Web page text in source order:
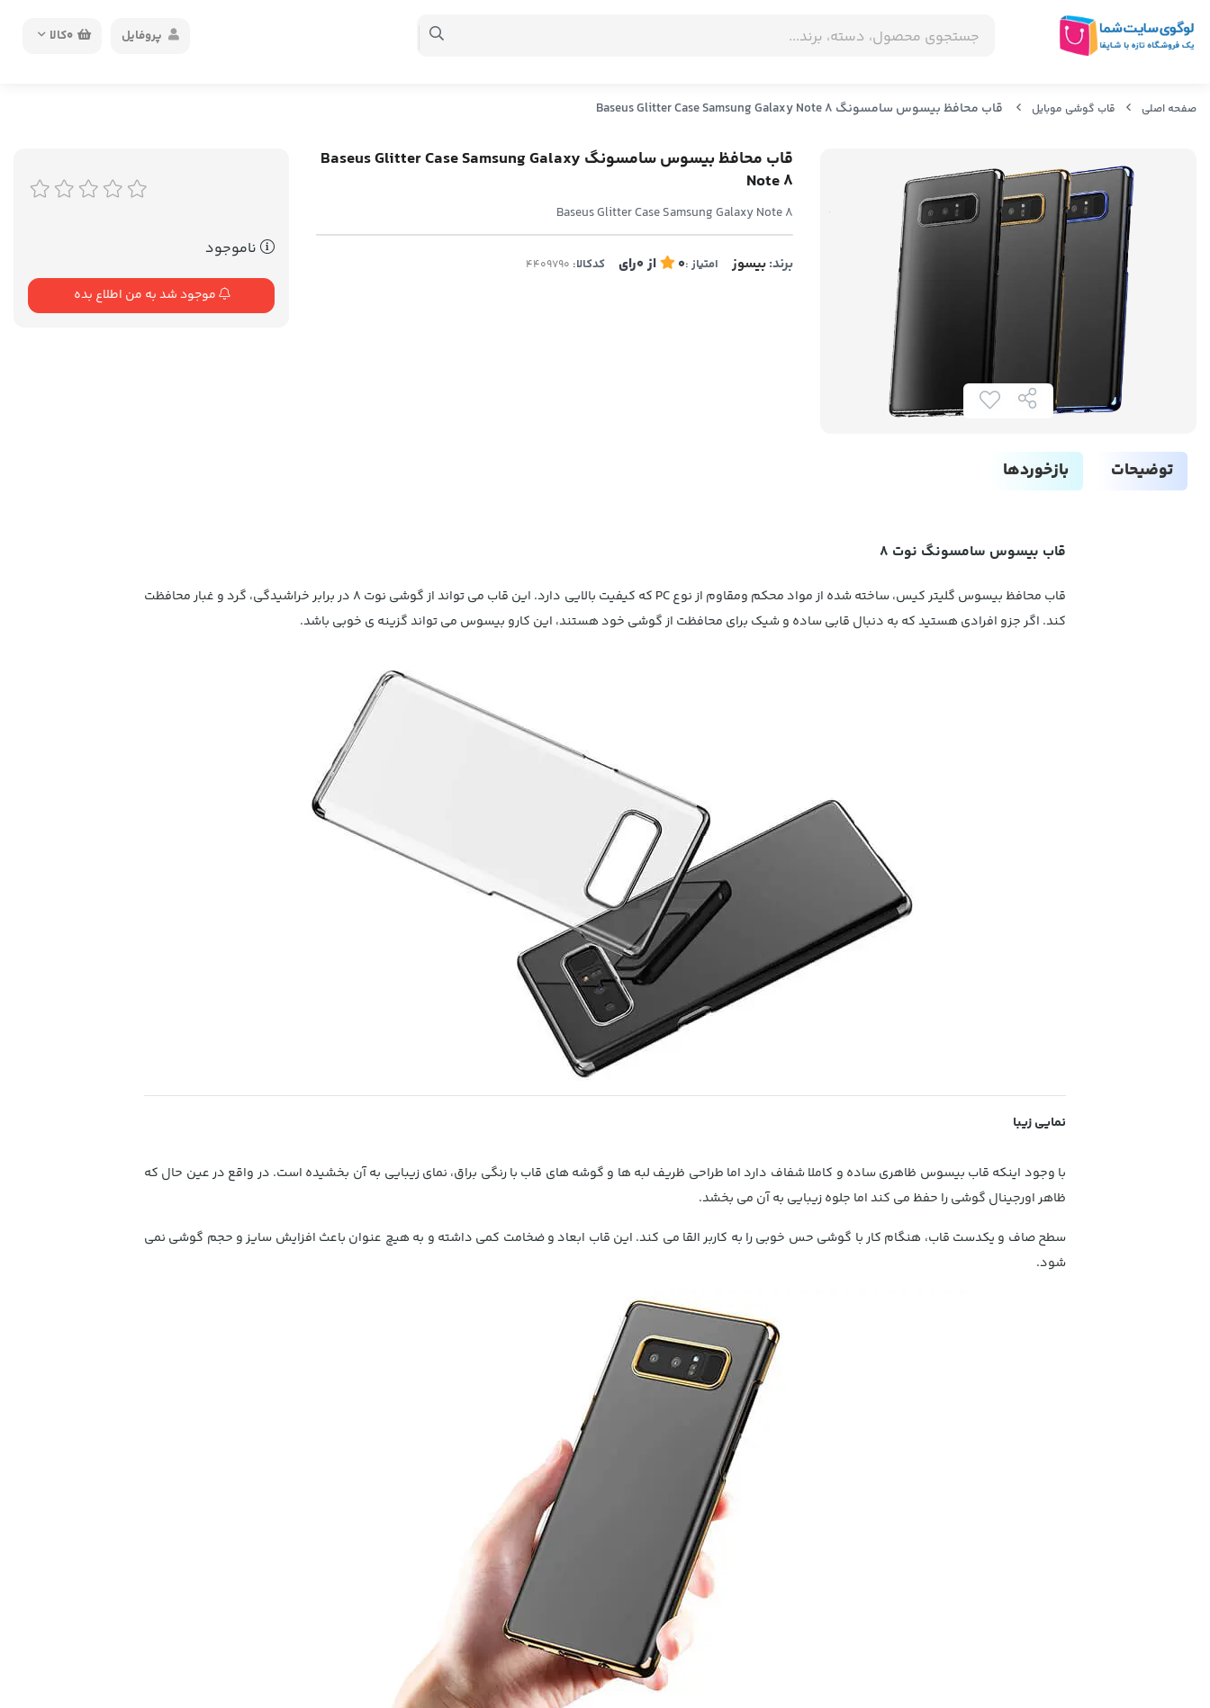
0کالا پروفایل
صفحه اصلی قاب گوشی موبایل قاب محافظ بیسوس سامسونگ Baseus Glitter Case Samsung Galaxy Note 8
قاب محافظ بیسوس سامسونگ Baseus Glitter Case Samsung Galaxy
Note 8
Baseus Glitter Case Samsung Galaxy Note 8
برند:بیسوز امتیاز :0 از 0رای کدکالا:
ناموجود
موجود شد به من اطلاع بده
توضیحات بازخوردها
قاب بیسوس سامسونگ نوت 8
قاب محافظ بیسوس گلیتر کیس، ساخته شده از مواد محکم ومقاوم از نوع PC که کیفیت بالایی دارد. این قاب می تواند از گوشی نوت 8 در برابر خراشیدگی، گرد و غبار محافظت
کند. اگر جزو افرادی هستید که به دنبال قابی ساده و شیک برای محافظت از گوشی خود هستند، این کارو بیسوس می تواند گزینه ی خوبی باشد.
نمایی زیبا
با وجود اینکه قاب بیسوس ظاهری ساده و کاملا شفاف دارد اما طراحی ظریف لبه ها و گوشه های قاب با رنگی براق، نمای زیبایی به آن بخشیده است. در واقع در عین حال که
ظاهر اورجینال گوشی را حفظ می کند اما جلوه زیبایی به آن می بخشد.
سطح صاف و یکدست قاب، هنگام کار با گوشی حس خوبی را به کاربر القا می کند. این قاب ابعاد و ضخامت کمی داشته و به هیچ عنوان باعث افزایش سایز و حجم گوشی نمی
شود.